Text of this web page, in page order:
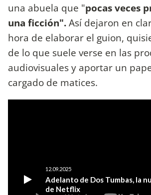
una abuela que "pocas veces
una ficción".Así dejaron en
hora de elaborar el guion,
de lo que suele verse en las
audiovisuales y aportar un
cargado de matices.